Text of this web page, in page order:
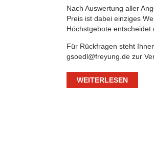
Nach Auswertung aller
Preis ist dabei einziges
Höchstgebote entscheidet
Für Rückfragen steht
gsoedl@freyung.de zur
WEITERLESEN